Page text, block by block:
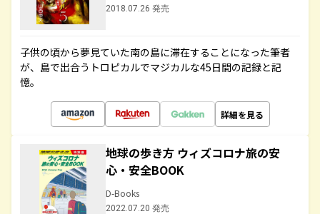
2018.07.26 発売
子供の頃から夢見ていた南の島に滞在することになった筆者
が、島で出合うトロピカルでマジカルな45日間の記録と記
憶。
詳細を見る
地球の歩き方 ウィズコロナ旅の安
心・安全BOOK
D-Books
2022.07.20 発売